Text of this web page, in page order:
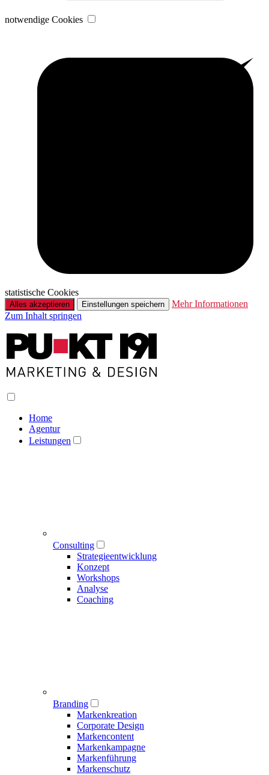
notwendige Cookies
statistische Cookies
Alles akzeptieren Einstellungen speichern
Mehr Informationen
Zum Inhalt springen
Home
Agentur
Leistungen
Consulting
Strategieentwicklung
Konzept
Workshops
Analyse
Coaching
Branding
Markenkreation
Corporate Design
Markencontent
Markenkampagne
Markenführung
Markenschutz